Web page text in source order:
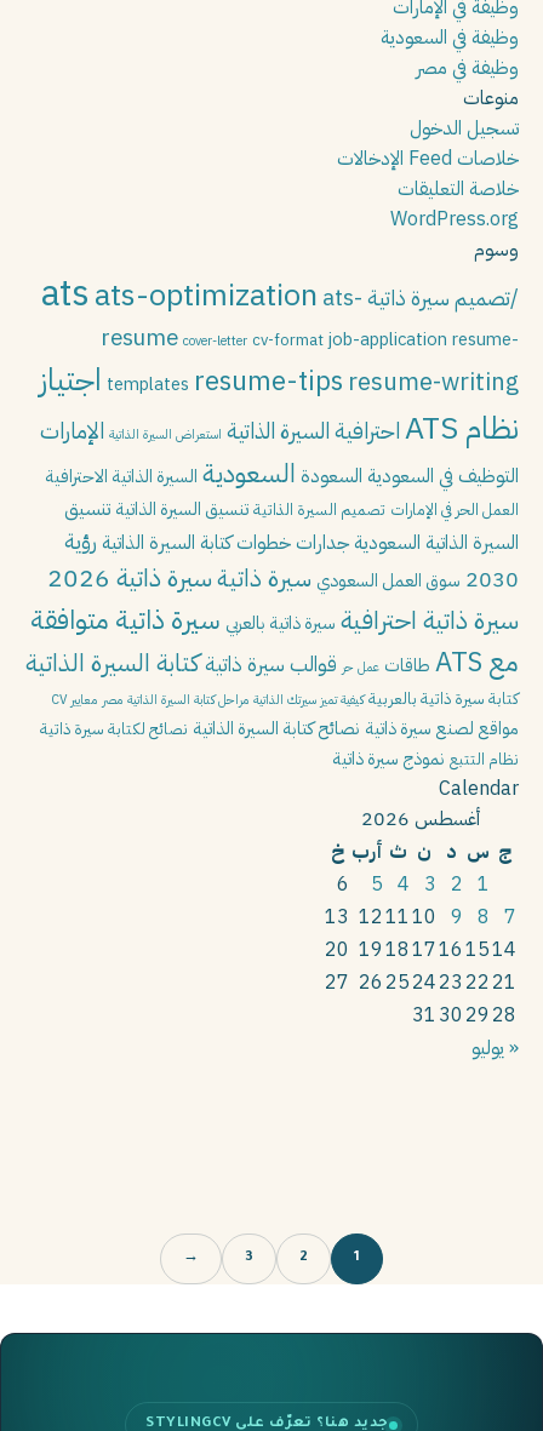
وظيفة في الإمارات
وظيفة في السعودية
وظيفة في مصر
منوعات
تسجيل الدخول
خلاصات Feed الإدخالات
خلاصة التعليقات
WordPress.org
وسوم
/تصميم سيرة ذاتية atsats-optimization ats-
resume cover-letter cv-format job-application resume-
templates resume-tips resume-writing
اجتياز
نظام ATS
احترافية السيرة الذاتية استعراض السيرة الذاتية الإمارات
التوظيف في السعودية السعودة السعودية السيرة الذاتية الاحترافية
العمل الحر في الإمارات تصميم السيرة الذاتية تنسيق السيرة الذاتية تنسيق
السيرة الذاتية السعودية جدارات خطوات كتابة السيرة الذاتية رؤية
2030 سوق العمل السعودي سيرة ذاتيةسيرة ذاتية 2026
سيرة ذاتية احترافية سيرة ذاتية بالعربي سيرة ذاتية متوافقة
مع ATS
طاقات عمل حر قوالب سيرة ذاتيةكتابة السيرة الذاتية
كتابة سيرة ذاتية بالعربية كيفية تميز سيرتك الذاتية مراحل كتابة السيرة الذاتية مصر معايير CV
مواقع لصنع سيرة ذاتية نصائح كتابة السيرة الذاتية نصائح لكتابة سيرة ذاتية
نظام التتبع نموذج سيرة ذاتية
Calendar
أغسطس 2026
ج س د ن ث أرب خ
1
2
3
4
5
6
7
8
9
10
11
12
13
14
15
16
17
18
19
20
21
22
23
24
25
26
27
28
29
30
31
« يوليو
1
2
3
→
جديد هنا؟ تعرّف على STYLINGCV